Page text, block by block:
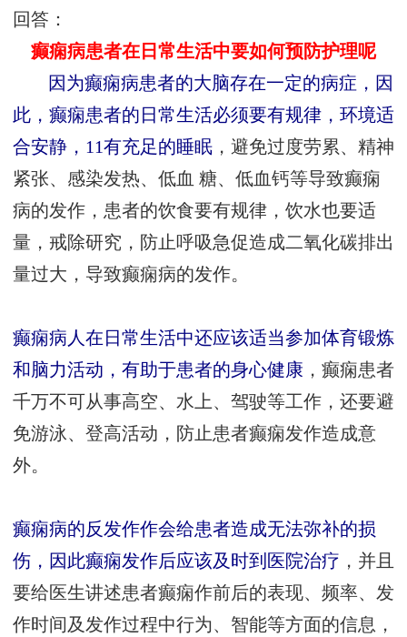
回答：
癫痫病患者在日常生活中要如何预防护理呢
因为癫痫病患者的大脑存在一定的病症，因
此，癫痫患者的日常生活必须要有规律，环境适
合安静，11有充足的睡眠 ，避免过度劳累、精神
紧张、感染发热、低血 糖、低血钙等导致癫痫
病的发作，患者的饮食要有规律，饮水也要适
量，戒除研究，防止呼吸急促造成二氧化碳排出
量过大，导致癫痫病的发作。
癫痫病人在日常生活中还应该适当参加体育锻炼
和脑力活动，有助于患者的身心健康 ，癫痫患者
千万不可从事高空、水上、驾驶等工作，还要避
免游泳、登高活动，防止患者癫痫发作造成意
外。
癫痫病的反发作作会给患者造成无法弥补的损
伤，因此癫痫发作后应该及时到医院治疗 ，并且
要给医生讲述患者癫痫作前后的表现、频率、发
作时间及发作过程中行为、智能等方面的信息，